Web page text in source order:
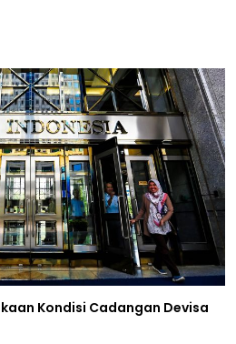
Kondisi Cadangan Devisa